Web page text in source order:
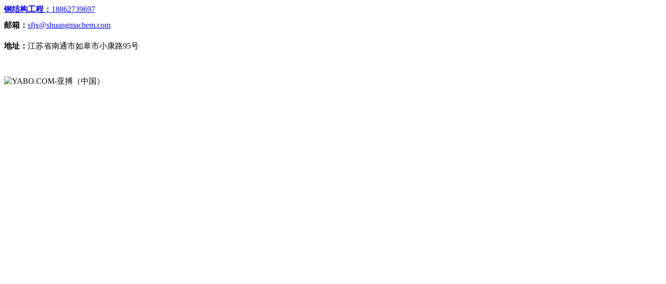
钢结构工程： 18862739697
邮箱： sfjx@shuangmachem.com
地址： 江苏省南通市如皋市小康路95号